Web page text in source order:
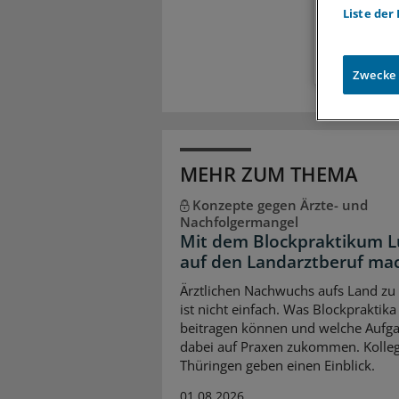
MEHR ZUM THEMA
Konzepte gegen Ärzte- und
Nachfolgermangel
Mit dem Blockpraktikum
auf den Landarztberuf
Ärztlichen Nachwuchs aufs Land zu
ist nicht einfach. Was Blockpraktika
beitragen können und welche
dabei auf Praxen zukommen.
Thüringen geben einen Einblick.
01.08.2026
Liste